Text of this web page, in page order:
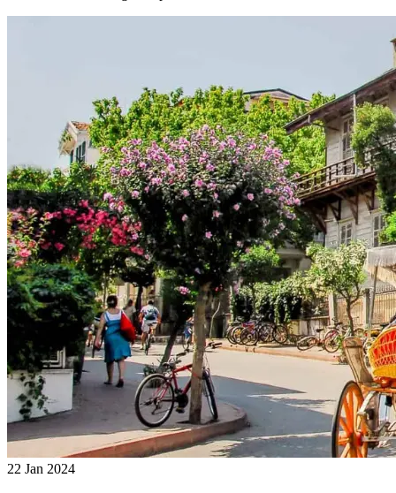
22 Jan 2024